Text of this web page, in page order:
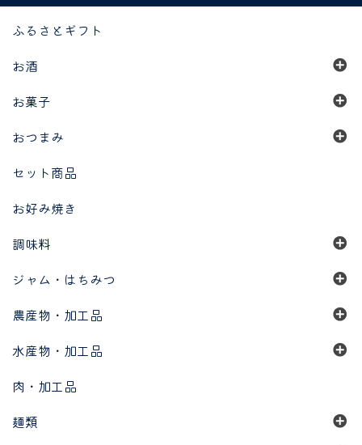
ふるさとギフト
お酒
お菓子
おつまみ
セット商品
お好み焼き
調味料
ジャム・はちみつ
農産物・加工品
水産物・加工品
肉・加工品
麺類